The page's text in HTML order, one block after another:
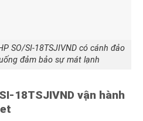
SO/SI-18TSJIVND có cánh đảo
đảm bảo sự mát lạnh
18TSJIVND vận hành